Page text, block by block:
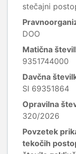
stečajni
DOO
Matična
9351744000
Davčna
SI 69351864
Opravilna
320/2026
Povzetek
tekočih